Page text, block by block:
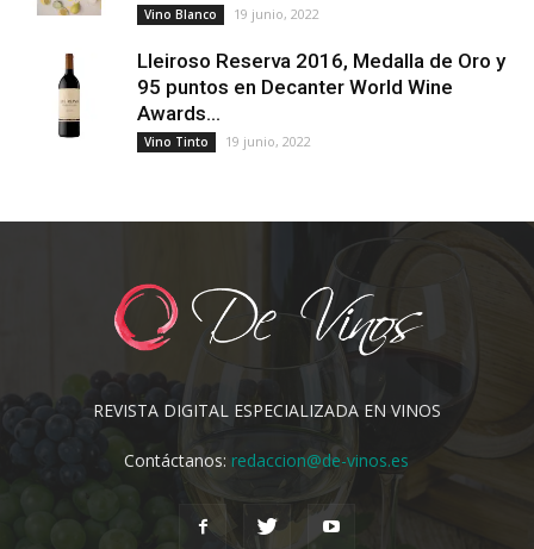
Vino Blanco 19 junio, 2022
Lleiroso Reserva 2016, Medalla de Oro y
95 puntos en Decanter World Wine
Awards...
Vino Tinto 19 junio, 2022
REVISTA DIGITAL ESPECIALIZADA EN VINOS
Contáctanos:redaccion@de-vinos.es